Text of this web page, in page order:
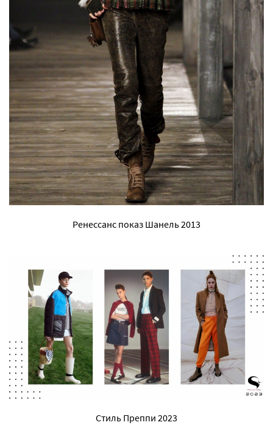
Ренессанс показ Шанель 2013
Стиль Преппи 2023